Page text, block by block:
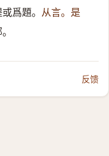
爲題。 从言。是
反馈